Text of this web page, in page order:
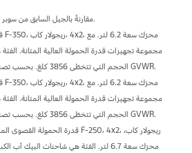
*مقارنةً بالجيل السابق من سوبر ديوتي.
مجموعة تجهيزات قدرة الحمولة العالية المتانة.
الحجم التي تتخطّى 3856 كلغ. بحسب تصنيفات وزن المركبة الإجماليّ GVWR.
مجموعة تجهيزات قدرة الحمولة العالية المتانة.
الحجم التي تتخطّى 3856 كلغ. بحسب تصنيفات وزن المركبة الإجماليّ GVWR.